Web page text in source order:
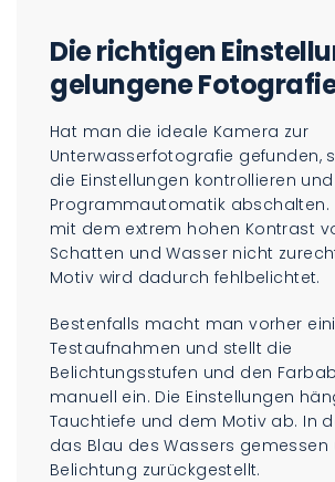
Die richtigen
gelungene
Hat man die ideale Kamera zur
Unterwasserfotografie gefunden,
die Einstellungen kontrollieren
Programmautomatik abschalten.
mit dem extrem hohen Kontrast
Schatten und Wasser nicht
Motiv wird dadurch fehlbelichtet.
Bestenfalls macht man vorher
Testaufnahmen und stellt die
Belichtungsstufen und den
manuell ein. Die Einstellungen
Tauchtiefe und dem Motiv ab. In
das Blau des Wassers gemessen
Belichtung zurückgestellt.